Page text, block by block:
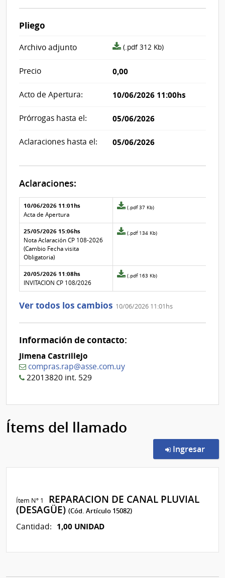
Pliego
Archivo adjunto
archivo
(.pdf 312 Kb)
Precio 0,00
Acto de Apertura: 10/06/2026 11:00hs
Prórrogas hasta el: 05/06/2026
Aclaraciones hasta el: 05/06/2026
Aclaraciones:
Aclaraciones del llamado
Fecha y
texto de
la
aclaración
Archivo
de la
aclaración
10/06/2026 11:01hs
Acta de Apertura
Archivo
de
la
(.pdf 37 Kb)
25/05/2026 15:06hs
Nota Aclaración CP 108-2026
(Cambio Fecha visita
Obligatoria)
Archivo
aclaración
Nº
(.pdf 134 Kb)
20/05/2026 11:08hs
INVITACION CP 108/2026
Archivo
de
aclaración
0
(.pdf 163 Kb)
Ver todos los cambios 10/06/2026 11:01hs
Información de contacto:
Jimena Castrillejo
compras.rap@asse.com.uy
22013820 int. 529
Ítems del llamado
Ingresar
Ítem Nº 1
REPARACION DE CANAL PLUVIAL
(DESAGÜE)(Cód. Artículo 15082)
Cantidad: 1,00 UNIDAD